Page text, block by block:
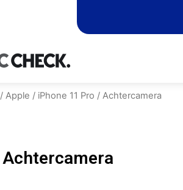
/ Apple / iPhone 11 Pro / Achtercamera
Achtercamera